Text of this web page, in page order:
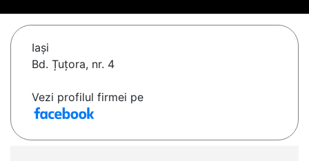
Iaşi
Bd. Țuțora, nr. 4
Vezi profilul firmei pe